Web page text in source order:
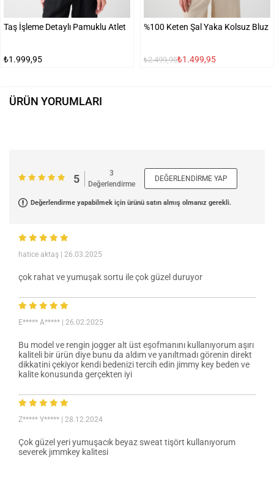
Taş İşleme Detaylı Pamuklu Atlet
₺1.999,95
%100 Keten Şal Yaka Kolsuz Bluz
₺2.499,95₺1.499,95
ÜRÜN YORUMLARI
5
3
Değerlendirme
DEĞERLENDIRME YAP
Değerlendirme yapabilmek için ürünü satın almış olmanız gerekli.
hatice aktaş | 26.03.2025
çok rahat ve yumuşak sortu ile çok güzel duruyor
E***** A***** | 26.02.2025
Bu model ve rengin jogger alt üst eşofmanını kullanıyorum aşırı
kaliteli bir ürün diye bunu da aldım ve yanıltmadı görenin direkt
dikkatini çekiyor kendi bedenizi tercih edin jimmy key beden ve
kalite konusunda gerçekten iyi
Z***** Y***** | 28.12.2024
Çok güzel yeri yumuşacık beyaz sweat tişört kullanıyorum
severek jımmkey kalitesi